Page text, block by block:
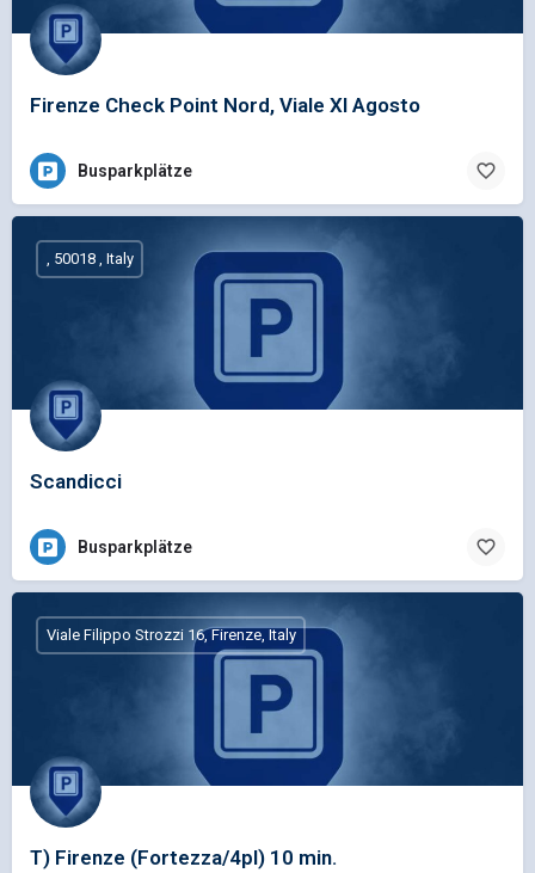
Firenze Check Point Nord, Viale XI Agosto
Busparkplätze
Scandicci
, 50018 , Italy
Busparkplätze
T) Firenze (Fortezza/4pl) 10 min.
Viale Filippo Strozzi 16, Firenze, Italy